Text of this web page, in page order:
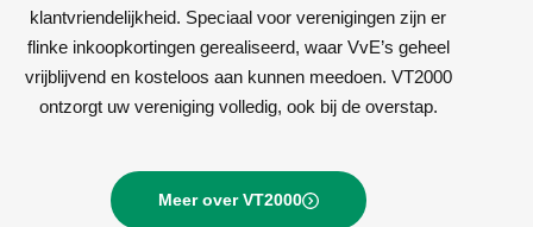
klantvriendelijkheid. Speciaal voor verenigingen zijn er
flinke inkoopkortingen gerealiseerd, waar VvE’s geheel
vrijblijvend en kosteloos aan kunnen meedoen. VT2000
ontzorgt uw vereniging volledig, ook bij de overstap.
Meer over VT2000